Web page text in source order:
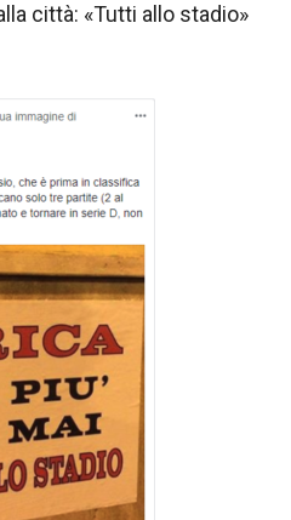
città: «Tutti allo stadio»